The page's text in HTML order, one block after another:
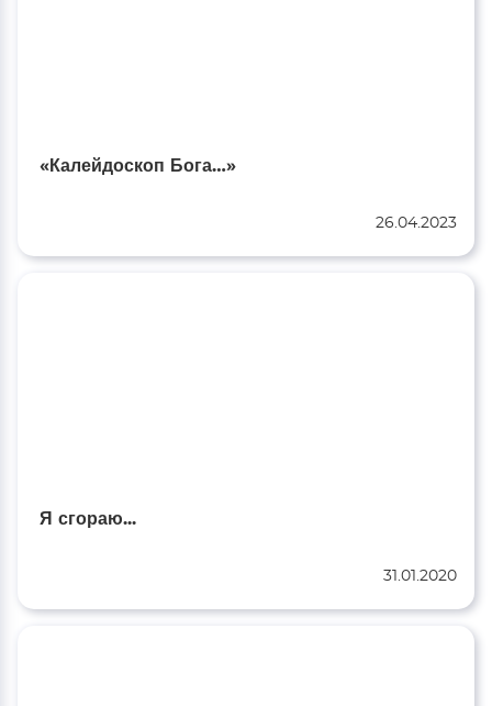
«Калейдоскоп Бога…»
26.04.2023
Я сгораю...
31.01.2020